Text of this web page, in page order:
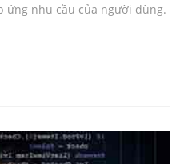
ứng nhu cầu của người dùng.